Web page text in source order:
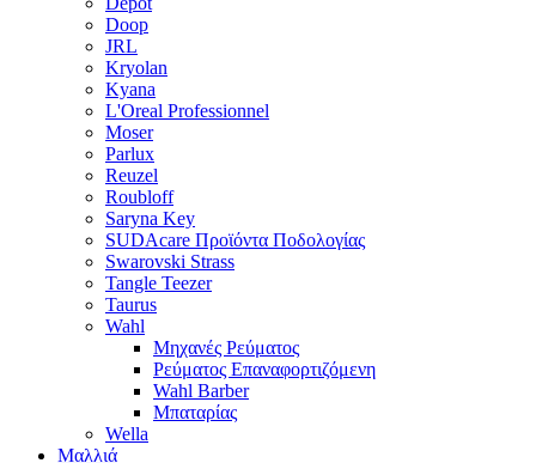
Doop
JRL
Kryolan
Kyana
L'Oreal Professionnel
Moser
Parlux
Reuzel
Roubloff
Saryna Key
SUDAcare Προϊόντα Ποδολογίας
Swarovski Strass
Tangle Teezer
Taurus
Wahl
Μηχανές Ρεύματος
Ρεύματος Επαναφορτιζόμενη
Wahl Barber
Μπαταρίας
Wella
Μαλλιά